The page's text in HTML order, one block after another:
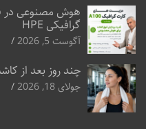
هوش مصنوعی در
گرافیکی HPE
آگوست 5, 2026
چند روز بعد از
جولای 18, 2026